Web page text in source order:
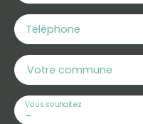
Téléphone
Votre commune
-
Vous souhaitez